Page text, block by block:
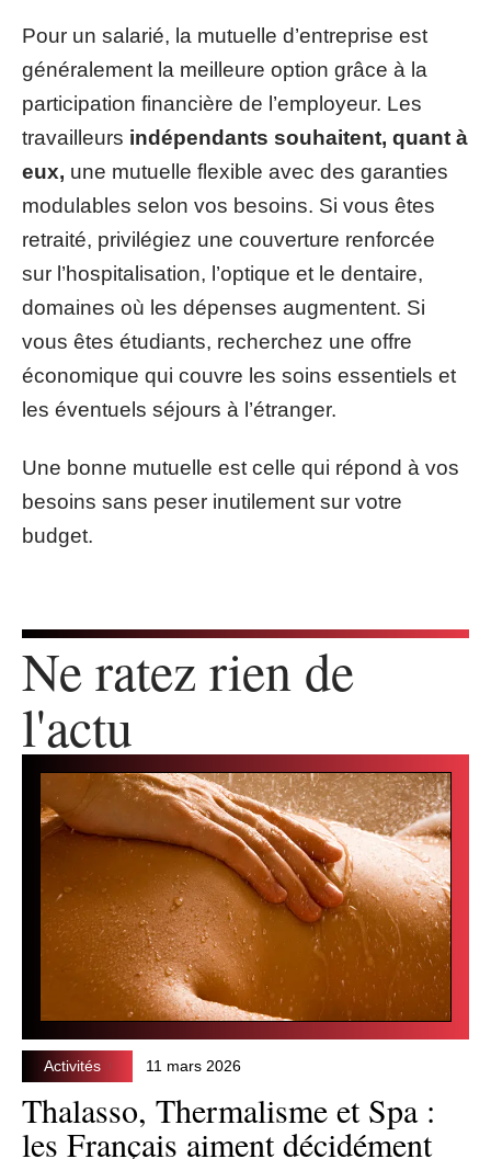
Pour un salarié, la mutuelle d’entreprise est
généralement la meilleure option grâce à la
participation financière de l’employeur. Les
travailleurs indépendants souhaitent, quant à
eux, une mutuelle flexible avec des garanties
modulables selon vos besoins. Si vous êtes
retraité, privilégiez une couverture renforcée
sur l’hospitalisation, l’optique et le dentaire,
domaines où les dépenses augmentent. Si
vous êtes étudiants, recherchez une offre
économique qui couvre les soins essentiels et
les éventuels séjours à l’étranger.
Une bonne mutuelle est celle qui répond à vos
besoins sans peser inutilement sur votre
budget.
Ne ratez rien de
l'actu
Activités 11 mars 2026
Thalasso, Thermalisme et Spa :
les Français aiment décidément